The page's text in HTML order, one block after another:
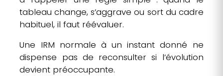
tableau change, s’aggrave ou sort du cadre
habituel, il faut réévaluer.
Une IRM normale à un instant donné ne
dispense pas de reconsulter si l’évolution
devient préoccupante.